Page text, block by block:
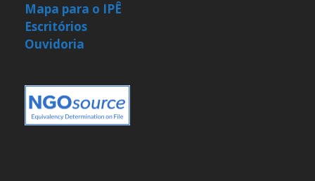
Mapa para o IPÊ
Escritórios
Ouvidoria